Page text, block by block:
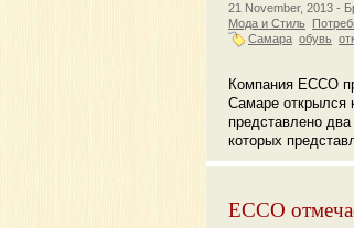
21 November, 2013 -
Мода и Стиль
Самара обувь
Компания ECCO
Самаре открылся
представлено
которых
ЕССО